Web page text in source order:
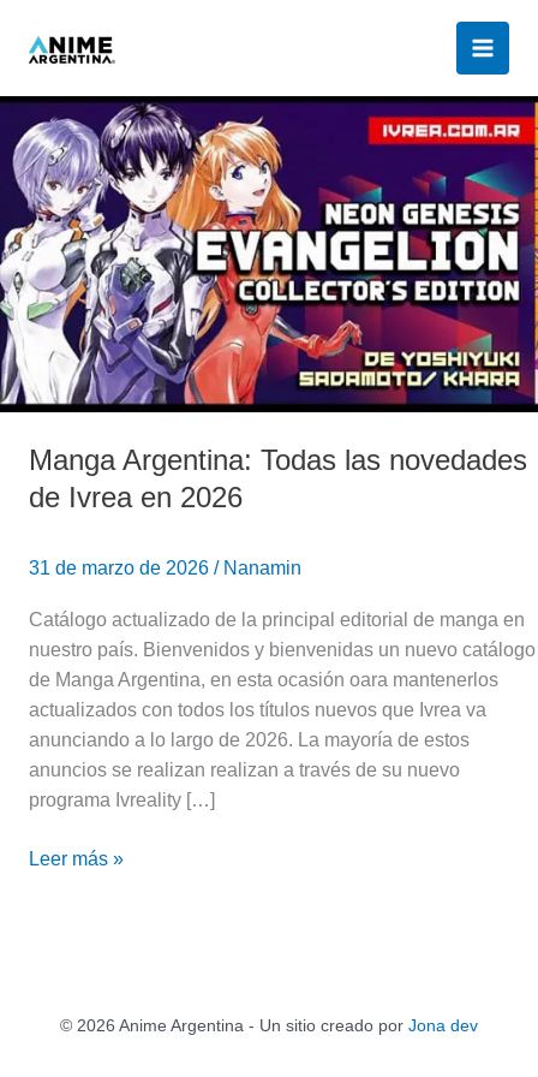
Manga Argentina: Todas las novedades
de Ivrea en 2026
31 de marzo de 2026 / Nanamin
Catálogo actualizado de la principal editorial de manga en
nuestro país. Bienvenidos y bienvenidas un nuevo catálogo
de Manga Argentina, en esta ocasión oara mantenerlos
actualizados con todos los títulos nuevos que Ivrea va
anunciando a lo largo de 2026. La mayoría de estos
anuncios se realizan realizan a través de su nuevo
programa Ivreality […]
Manga
Argentina:
Todas
las
novedades
de
Ivrea
en
2026
Leer más »
© 2026 Anime Argentina - Un sitio creado por Jona dev